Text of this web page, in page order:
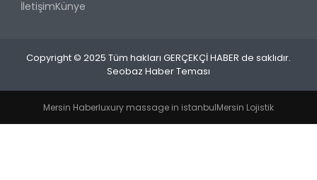
İletişimKünye
Copyright © 2025 Tüm hakları GERÇEKÇİ HABER de saklıdır.
Seobaz Haber Teması
Mersin Haberluxury massage in istanbulMersin Lojistik